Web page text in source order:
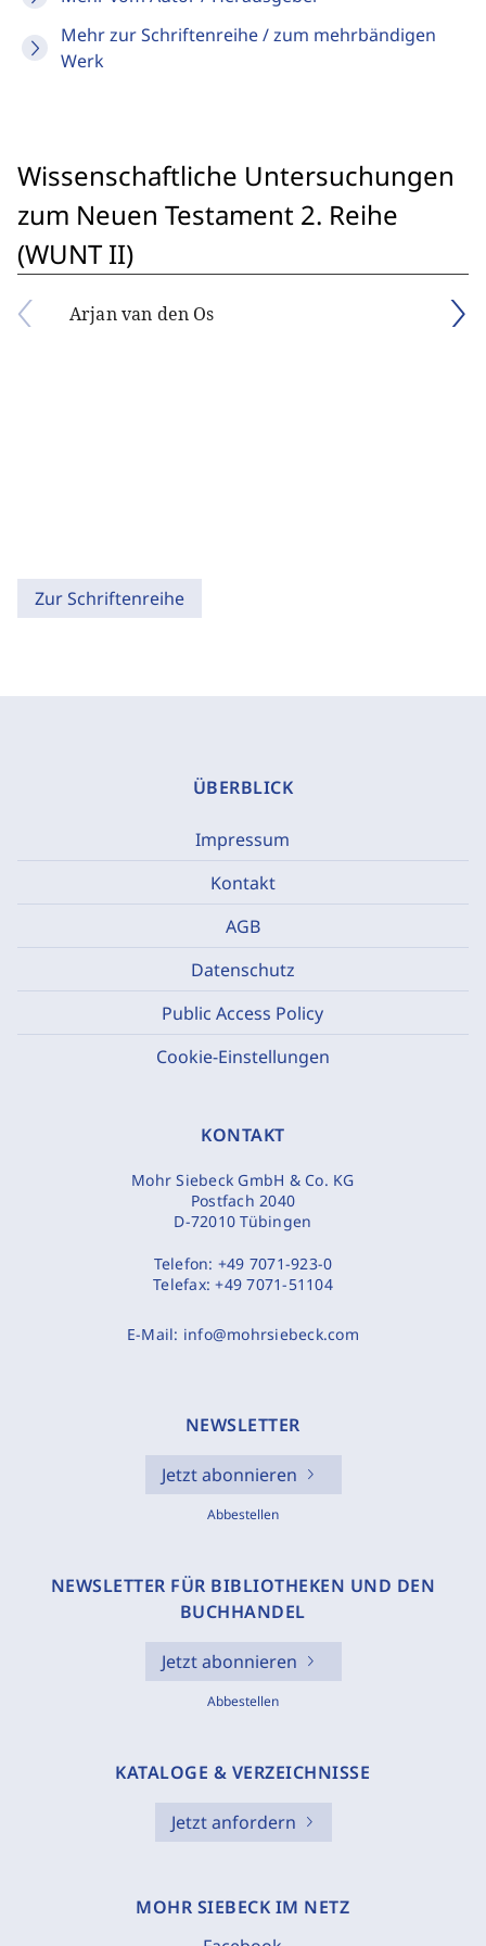
Mehr zur Schriftenreihe / zum mehrbändigen
Werk
Wissenschaftliche Untersuchungen
zum Neuen Testament 2. Reihe
(WUNT II)
Arjan van den Os
Zur Schriftenreihe
ÜBERBLICK
Impressum
Kontakt
AGB
Datenschutz
Public Access Policy
Cookie-Einstellungen
KONTAKT
Mohr Siebeck GmbH & Co. KG
Postfach 2040
D-72010 Tübingen
Telefon: +49 7071-923-0
Telefax:+49 7071-51104
E-Mail: info@mohrsiebeck.com
NEWSLETTER
Jetzt abonnieren
Abbestellen
NEWSLETTER FÜR BIBLIOTHEKEN UND DEN
BUCHHANDEL
Jetzt abonnieren
Abbestellen
KATALOGE & VERZEICHNISSE
Jetzt anfordern
MOHR SIEBECK IM NETZ